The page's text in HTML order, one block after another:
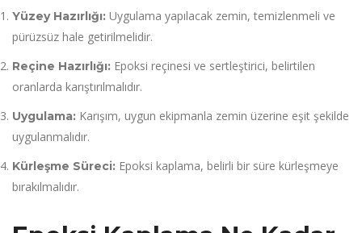
Yüzey Hazırlığı: Uygulama yapılacak zemin, temizlenmeli ve
pürüzsüz hale getirilmelidir.
Reçine Hazırlığı: Epoksi reçinesi ve sertleştirici, belirtilen
oranlarda karıştırılmalıdır.
Uygulama: Karışım, uygun ekipmanla zemin üzerine eşit şekilde
uygulanmalıdır.
Kürleşme Süreci: Epoksi kaplama, belirli bir süre kürleşmeye
bırakılmalıdır.